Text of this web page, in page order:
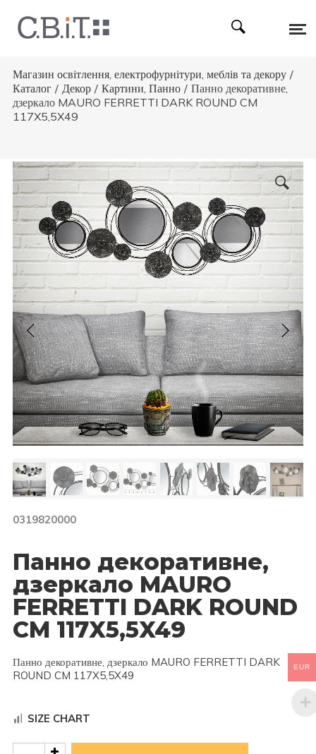
Магазин освітлення, електрофурнітури, меблів та декору /
Каталог / Декор / Картини, Панно / Панно декоративне,
дзеркало MAURO FERRETTI DARK ROUND CM
117X5,5X49
0319820000
Панно декоративне,
дзеркало MAURO
FERRETTI DARK ROUND
CM 117X5,5X49
Панно декоративне, дзеркало MAURO FERRETTI DARK
ROUND CM 117X5,5X49
SIZE CHART
EUR